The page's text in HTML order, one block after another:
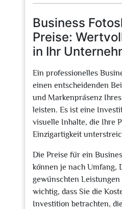
2025
Business
Preise:
in Ihr
Ein professionelles
einen entscheidenden
und Markenpräsenz
leisten. Es ist eine
visuelle Inhalte, die Ihre
Einzigartigkeit
Die Preise für ein
können je nach Umfang,
gewünschten
wichtig, dass Sie die
Investition betrachten,